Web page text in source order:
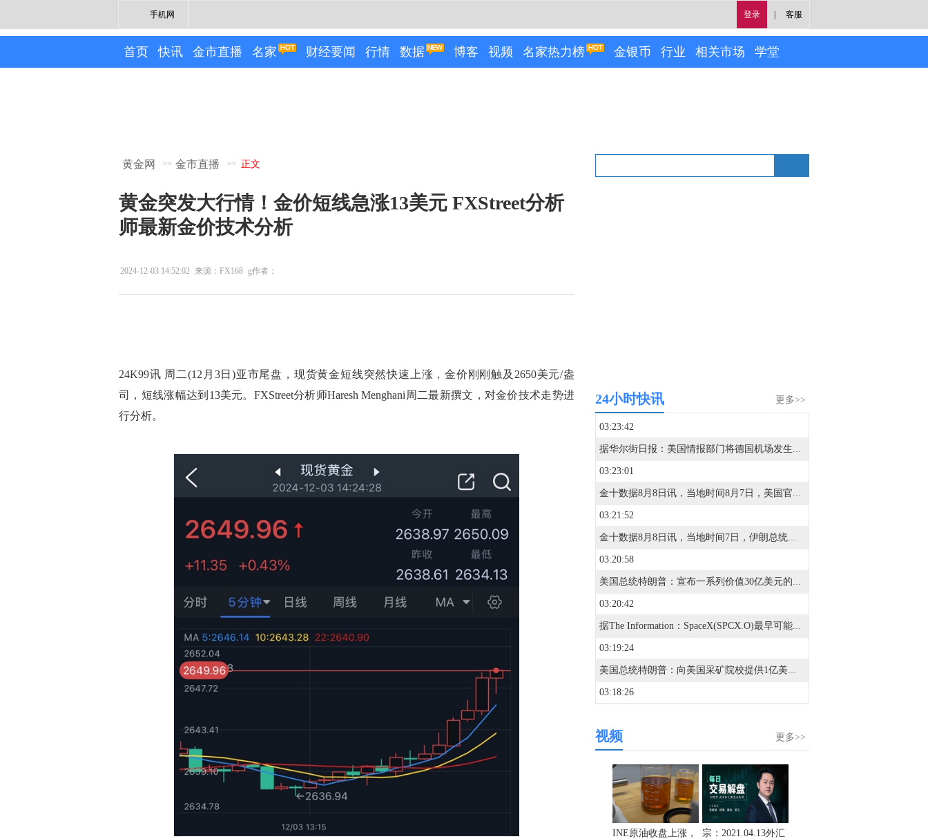
登录 客服
手机网
首页 快讯 金市直播 名家 财经要闻 行情 数据 博客 视频 名家热力榜 金银币 行业 相关市场 学堂
黄金网 >> 金市直播 >> 正文
黄金突发大行情！金价短线急涨13美元 FXStreet分析
师最新金价技术分析
2024-12-03 14:52:02 来源：FX168 g作者：
24K99讯 周二(12月3日)亚市尾盘，现货黄金短线突然快速上涨，金价刚刚触及2650美元/盎
司，短线涨幅达到13美元。FXStreet分析师Haresh Menghani周二最新撰文，对金价技术走势进
行分析。
更多>>
24小时快讯
03:23:42
据华尔街日报：美国情报部门将德国机场发生的爆炸无人机事件与俄罗斯联系起来。
03:23:01
金十数据8月8日讯，当地时间8月7日，美国官员表示，阿曼与伊朗在霍尔木兹海峡问题上已取得进展，预计很快将达成协议。一旦宣布达成恢复不受阻碍的商业航运的协议，美国将解除对伊朗港口的封锁。美国的行动将继续视实际表现而定，并与伊朗履行承诺的情况挂钩。对上述内容，伊朗与阿曼方面暂无回应。（央视新闻）
03:21:52
金十数据8月8日讯，当地时间7日，伊朗总统佩泽希齐扬在就职两周年之际发表讲话，就地区局势、外交谈判及国内政治等多个问题阐述立场。佩泽希齐扬强调，伊朗从未寻求战争或扩张，但必将坚定捍卫国家主权与安全。他指出，美国与以色列意图通过近期冲突在伊朗与波斯湾邻国之间挑拨离间，美军利用其位于地区国家的基地对伊朗发动袭击，伊朗被迫采取自卫行动。他同时呼吁伊斯兰国家加强团结与信任。谈及近期伊美停火谅解备忘录，他透露伊朗未在谈判中作出任何让步，停火协议原定由美国总统特朗普签署以确保履行，但美方在不足24小时内彻底改变了立场。（央视新闻）
03:20:58
美国总统特朗普：宣布一系列价值30亿美元的矿业项目。
03:20:42
据The Information：SpaceX(SPCX.O)最早可能在下周末完成对编程初创公司Cursor的600亿美元收购。Cursor将与SpaceX AI团队进行整合。
03:19:24
美国总统特朗普：向美国采矿院校提供1亿美元资金，这项投资将帮助培养下一代采矿工程师，因为该行业正面临大规模退休潮以及毕业生人数不足的问题。
03:18:26
03:17:50
03:16:53
03:05:14
更多>>
视频
INE原油收盘上涨，
宗：2021.04.13外汇